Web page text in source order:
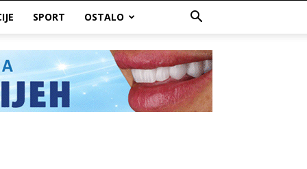
SPORT OSTALO